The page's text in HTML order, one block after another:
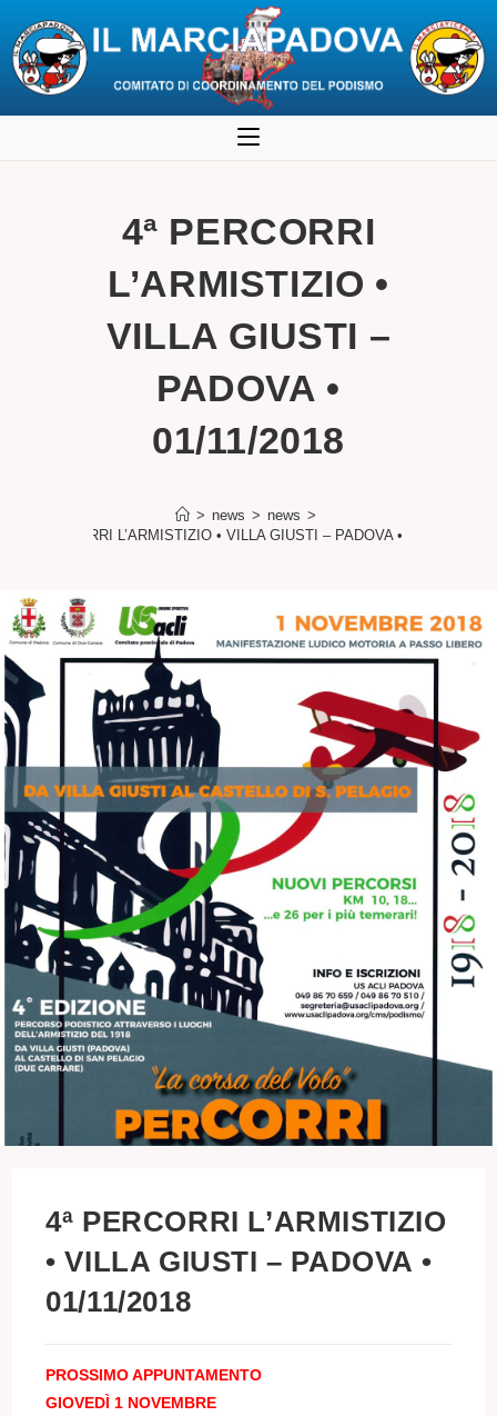
al
4ª PERCORRI
L’ARMISTIZIO •
VILLA GIUSTI –
PADOVA •
01/11/2018
> news > news >
4ª PERCORRI L’ARMISTIZIO • VILLA GIUSTI – PADOVA • 01/11/2018
4ª PERCORRI L’ARMISTIZIO
• VILLA GIUSTI – PADOVA •
01/11/2018
PROSSIMO APPUNTAMENTO
GIOVEDÌ 1 NOVEMBRE